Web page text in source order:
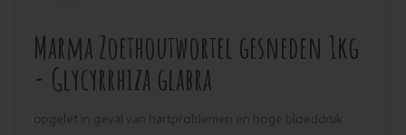
Marma Zoethoutwortel gesneden 1kg
- Glycyrrhiza glabra
opgelet in geval van hartproblemen en hoge bloeddruk